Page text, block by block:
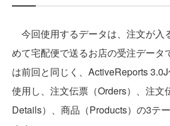
今回使用するデータは、注文が入
めて宅配便で送るお店の受注データ
は前回と同じく、ActiveReports
使用し、注文伝票（Orders）、注文
Details）、商品（Products）の3テ